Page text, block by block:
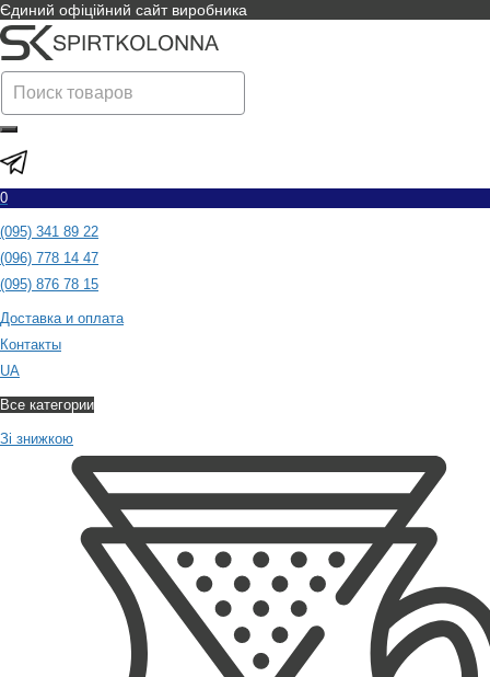
Єдиний офіційний сайт виробника
0
(095) 341 89 22
(096) 778 14 47
(095) 876 78 15
Доставка и оплата
Контакты
UA
Все категории
Зі знижкою